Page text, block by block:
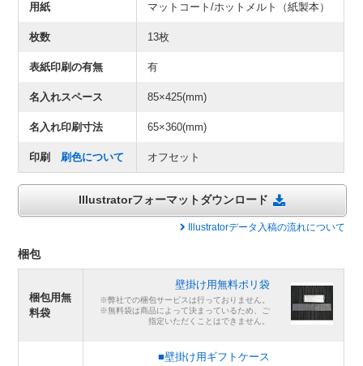
用紙 マットコート/ホットメルト（紙製本）
枚数 13枚
表紙印刷の有無 有
名入れスペース 85×425(mm)
名入れ印刷寸法 65×360(mm)
印刷刷色について オフセット
Illustratorフォーマットダウンロード
Illustratorデータ入稿の流れについて
梱包
梱包用無
料袋
壁掛け用無料ポリ袋
※弊社での梱包サービスは行っておりません。
※無料袋は商品によって決まっているため、ご
指定いただくことはできません。
■壁掛け用ギフトケース